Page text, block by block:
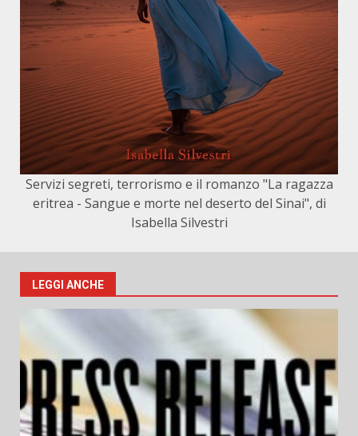
Servizi segreti, terrorismo e il romanzo "La ragazza
eritrea - Sangue e morte nel deserto del Sinai", di
Isabella Silvestri
LEGGI ANCHE